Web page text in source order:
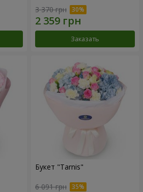
3 370 грн
Заказать
Букет "Tarnis"
6 091 грн